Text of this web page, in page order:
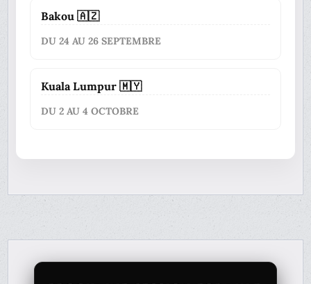
Bakou 🇦🇿
DU 24 AU 26 SEPTEMBRE
Kuala Lumpur 🇲🇾
DU 2 AU 4 OCTOBRE